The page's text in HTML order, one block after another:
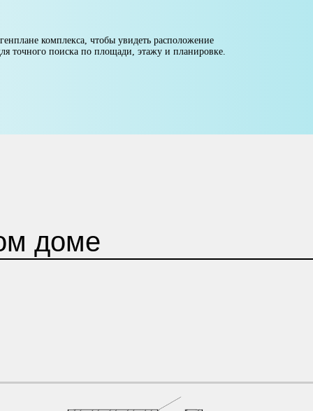
комплекса, чтобы увидеть расположение
точного поиска по площади, этажу и планировке.
доме